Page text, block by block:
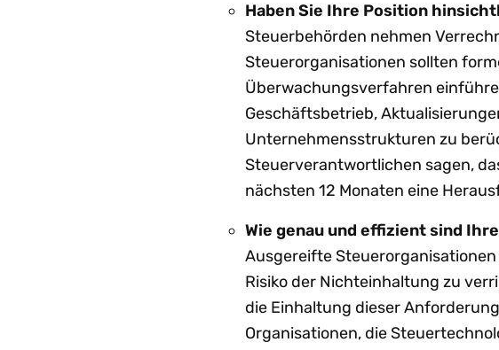
Haben Sie Ihre Position
Steuerbehörden nehmen
Steuerorganisationen sollten
Überwachungsverfahren
Geschäftsbetrieb,
Unternehmensstrukturen zu
Steuerverantwortlichen sagen,
nächsten 12 Monaten eine
Wie genau und effizient sind
Ausgereifte
Risiko der Nichteinhaltung zu
die Einhaltung dieser
Organisationen, die